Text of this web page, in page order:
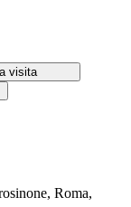
visita
Roma,